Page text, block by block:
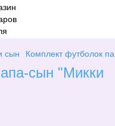
сын Комплект футболок
сын "Микки